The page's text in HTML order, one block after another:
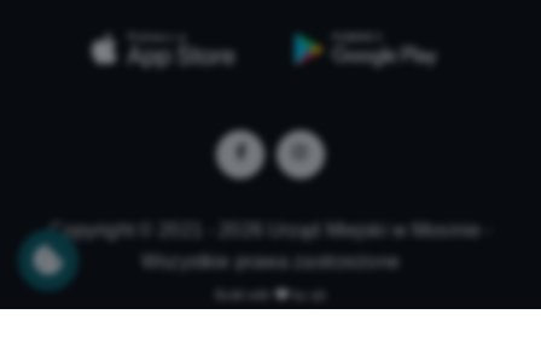
Copyright © 2021 - 2026 Urząd Miejski w Mosinie -
Wszystkie prawa zastrzeżone